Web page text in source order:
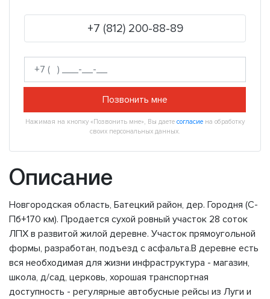
+7 (812) 200-88-89
Позвонить мне
Нажимая на кнопку «Позвонить мне», Вы даете согласие на обработку
своих персональных данных.
Описание
Новгородская область, Батецкий район, дер. Городня (С-
Пб+170 км). Продается сухой ровный участок 28 соток
ЛПХ в развитой жилой деревне. Участок прямоугольной
формы, разработан, подъезд с асфальта.В деревне есть
вся необходимая для жизни инфраструктура - магазин,
школа, д/сад, церковь, хорошая транспортная
доступность - регулярные автобусные рейсы из Луги и